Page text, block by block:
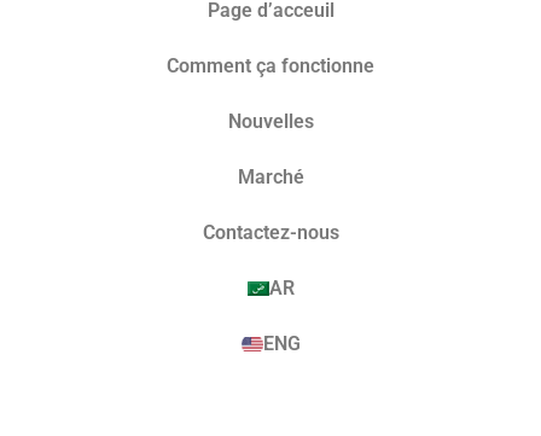
Page d’acceuil
Comment ça fonctionne
Nouvelles
Marché​
Contactez-nous
AR
ENG